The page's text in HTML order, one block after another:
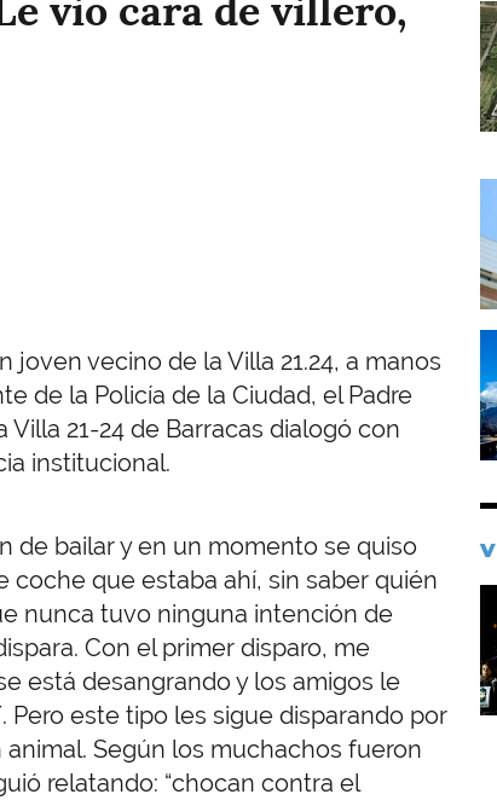
vio cara de villero,
joven vecino de la Villa 21.24, a manos
de la Policía de la Ciudad, el Padre
21-24 de Barracas dialogó con
institucional.
de bailar y en un momento se quiso
coche que estaba ahí, sin saber quién
nunca tuvo ninguna intención de
Con el primer disparo, me
está desangrando y los amigos le
Pero este tipo les sigue disparando por
Según los muchachos fueron
relatando: “chocan contra el